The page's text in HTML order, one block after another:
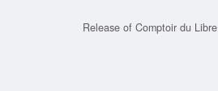
Release of Comptoir du Libre